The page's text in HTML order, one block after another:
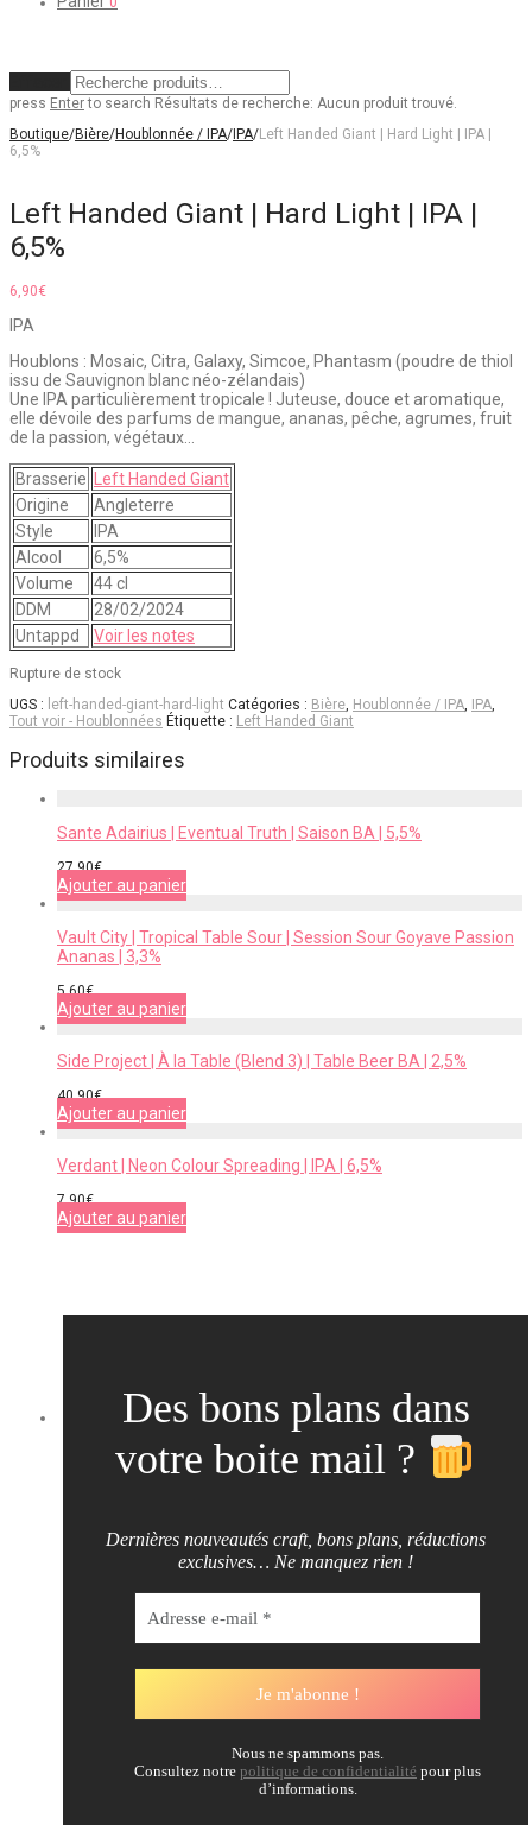
press Enterto search Résultats de recherche: Aucun produit trouvé.
Boutique/Bière/Houblonnée / IPA/ IPA/Left Handed Giant | Hard Light | IPA |
6,5%
Left Handed Giant | Hard Light | IPA |
6,5%
6,90€
IPA
Houblons : Mosaic, Citra, Galaxy, Simcoe, Phantasm (poudre de thiol
issu de Sauvignon blanc néo-zélandais)
Une IPA particulièrement tropicale ! Juteuse, douce et aromatique,
elle dévoile des parfums de mangue, ananas, pêche, agrumes, fruit
de la passion, végétaux…
Brasserie
Left Handed Giant
Origine
Angleterre
Style
IPA
Alcool
6,5%
Volume
44 cl
DDM
28/02/2024
Untappd
Voir les notes
Rupture de stock
UGS : left-handed-giant-hard-light Catégories : Bière, Houblonnée / IPA, IPA,
Tout voir - Houblonnées Étiquette : Left Handed Giant
Produits similaires
Sante Adairius | Eventual Truth | Saison BA | 5,5%
27,90€
Ajouter au panier
Vault City | Tropical Table Sour | Session Sour Goyave Passion
Ananas | 3,3%
5,60€
Ajouter au panier
Side Project | À la Table (Blend 3) | Table Beer BA | 2,5%
40,90€
Ajouter au panier
Verdant | Neon Colour Spreading | IPA | 6,5%
7,90€
Ajouter au panier
Des bons plans dans
votre boite mail ?
Dernières nouveautés craft, bons plans, réductions
exclusives… Ne manquez rien !
Nous ne spammons pas.
Consultez notre politique de confidentialité pour plus
d’informations.